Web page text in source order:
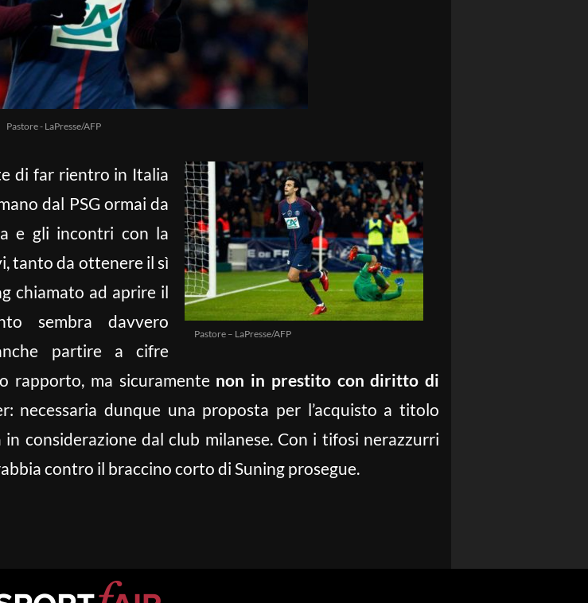
Pastore - LaPresse/AFP
Pastore – LaPresse/AFP
di far rientro in Italia
dal PSG ormai da
e gli incontri con la
tanto da ottenere il sì
chiamato ad aprire il
sembra davvero
partire a cifre
rapporto, ma sicuramente non in prestito con diritto di
necessaria dunque una proposta per l’acquisto a titolo
considerazione dal club milanese. Con i tifosi nerazzurri
contro il braccino corto di Suning prosegue.